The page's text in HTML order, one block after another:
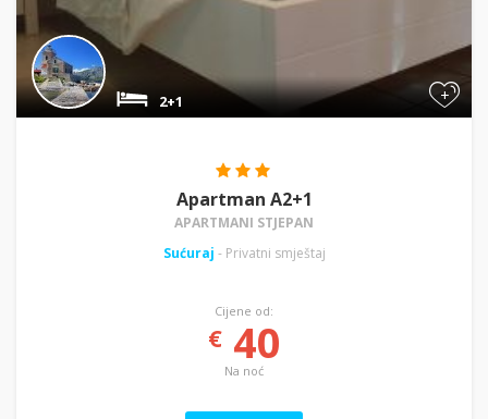
+
2+1
Apartman A2+1
APARTMANI STJEPAN
Sućuraj - Privatni smještaj
Cijene od:
€40
Na noć